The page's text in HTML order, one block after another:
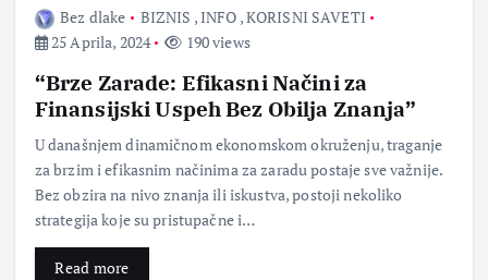
Bez dlake BIZNIS ,INFO ,KORISNI SAVETI
25 Aprila, 2024
190 views
“Brze Zarade: Efikasni Načini za
Finansijski Uspeh Bez Obilja Znanja”
U današnjem dinamičnom ekonomskom okruženju, traganje
za brzim i efikasnim načinima za zaradu postaje sve važnije.
Bez obzira na nivo znanja ili iskustva, postoji nekoliko
strategija koje su pristupačne i…
Read more